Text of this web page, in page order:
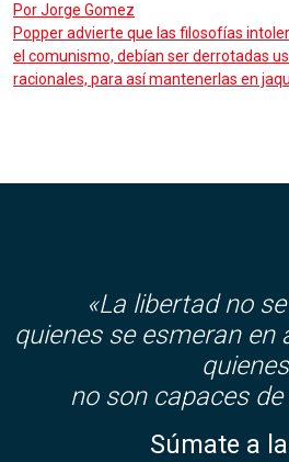
PorJorge Gomez
Popper advierte que las filosofías
el comunismo, debían ser derrotadas
racionales, para así mantenerlas en
«La libertad no
quienes se esmeran en
quienes
no son capaces
Súmate a